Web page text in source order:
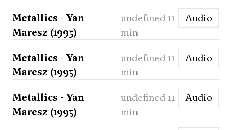
Metallics - Yan
Maresz (1995)
undefined 11
min
Audio
Metallics - Yan
Maresz (1995)
undefined 11
min
Audio
Metallics - Yan
Maresz (1995)
undefined 11
min
Audio